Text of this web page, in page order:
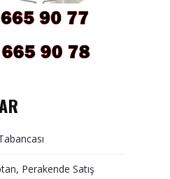
Perakende Satış